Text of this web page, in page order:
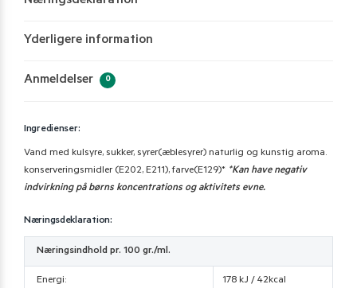
Yderligere information
Anmeldelser 0
Ingredienser:
Vand med kulsyre, sukker, syrer(æblesyrer) naturlig og kunstig aroma.
konserveringsmidler (E202, E211), farve(E129)* *Kan have negativ
indvirkning på børns koncentrations og aktivitets evne.
Næringsdeklaration:
Næringsindhold pr. 100 gr./ml.
Energi: 178 kJ / 42kcal